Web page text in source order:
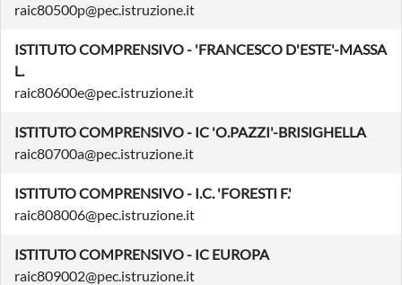
raic80500p@pec.istruzione.it
ISTITUTO COMPRENSIVO - 'FRANCESCO D'ESTE'-MASSA
L.
raic80600e@pec.istruzione.it
ISTITUTO COMPRENSIVO - IC 'O.PAZZI'-BRISIGHELLA
raic80700a@pec.istruzione.it
ISTITUTO COMPRENSIVO - I.C. 'FORESTI F.'
raic808006@pec.istruzione.it
ISTITUTO COMPRENSIVO - IC EUROPA
raic809002@pec.istruzione.it